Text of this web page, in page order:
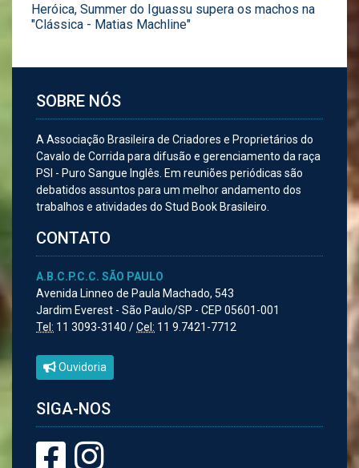
Heróica, Summer do Iguassu supera os machos na
"Clássica - Matias Machline"
SOBRE NÓS
A Associação Brasileira de Criadores e Proprietários do
Cavalo de Corrida para difusão e gerenciamento da raça
PSI - Puro Sangue Inglês. Em reuniões periódicas são
debatidos assuntos para um melhor andamento dos
trabalhos e atividades do Stud Book Brasileiro.
CONTATO
A.B.C.P.C.C. SÃO PAULO
Avenida Linneo de Paula Machado, 543
Jardim Everest - São Paulo/SP - CEP 05601-001
Tel: 11 3093-3140 /Cel: 11 9.7421-7712
Ouvidoria
SIGA-NOS